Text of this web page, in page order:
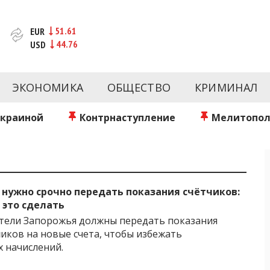
и сайт новостей города Запорожья. Каждый
области за день. Информация и персоны Запорожья.
о событиях города Запорожья и области.
EUR
51.61
USD
44.76
ЭКОНОМИКА ОБЩЕСТВО КРИМИНАЛ
Контрнаступление
срочно передать показания счётчиков:
сделать
Запорожья должны передать показания
на новые счета, чтобы избежать
начислений.